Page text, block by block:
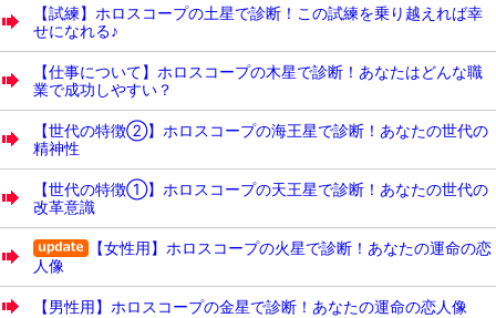
【試練】ホロスコープの土星で診断！この試練を乗り越えれば幸
せになれる♪
【仕事について】ホロスコープの木星で診断！あなたはどんな職
業で成功しやすい？
【世代の特徴②】ホロスコープの海王星で診断！あなたの世代の
精神性
【世代の特徴①】ホロスコープの天王星で診断！あなたの世代の
改革意識
【女性用】ホロスコープの火星で診断！あなたの運命の恋
人像
【男性用】ホロスコープの金星で診断！あなたの運命の恋人像